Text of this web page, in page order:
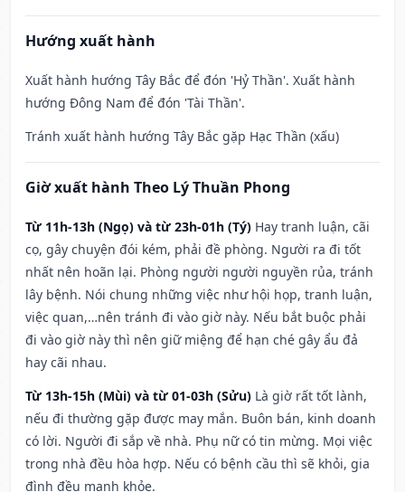
Hướng xuất hành
Xuất hành hướng Tây Bắc để đón 'Hỷ Thần'. Xuất hành
hướng Đông Nam để đón 'Tài Thần'.
Tránh xuất hành hướng Tây Bắc gặp Hạc Thần (xấu)
Giờ xuất hành Theo Lý Thuần Phong
Từ 11h-13h (Ngọ) và từ 23h-01h (Tý) Hay tranh luận, cãi
cọ, gây chuyện đói kém, phải đề phòng. Người ra đi tốt
nhất nên hoãn lại. Phòng người người nguyền rủa, tránh
lây bệnh. Nói chung những việc như hội họp, tranh luận,
việc quan,…nên tránh đi vào giờ này. Nếu bắt buộc phải
đi vào giờ này thì nên giữ miệng để hạn ché gây ẩu đả
hay cãi nhau.
Từ 13h-15h (Mùi) và từ 01-03h (Sửu) Là giờ rất tốt lành,
nếu đi thường gặp được may mắn. Buôn bán, kinh doanh
có lời. Người đi sắp về nhà. Phụ nữ có tin mừng. Mọi việc
trong nhà đều hòa hợp. Nếu có bệnh cầu thì sẽ khỏi, gia
đình đều mạnh khỏe.